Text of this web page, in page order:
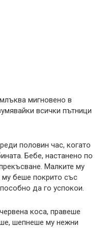
мигновено в
всички пътници
половин час, когато
Бебе, настанено по
Малките му
му беше покрито със
да го успокои.
коса, правеше
шепнеше му нежни